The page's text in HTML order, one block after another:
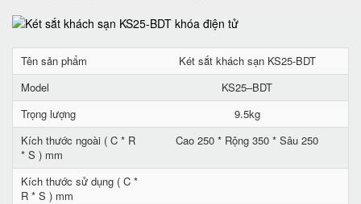
Tên sản phẩm
Két sắt khách sạn KS25-BDT
Model
KS25–BDT
Trọng lượng
9.5kg
Kích thước ngoài ( C * R
* S ) mm
Cao 250 * Rộng 350 * Sâu 250
Kích thước sử dụng ( C *
R * S ) mm